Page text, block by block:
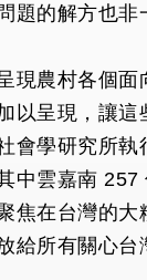
題的解方也非
現農村各個
以呈現，讓
會學研究所
中雲嘉南 257
焦在台灣的
給所有關心台